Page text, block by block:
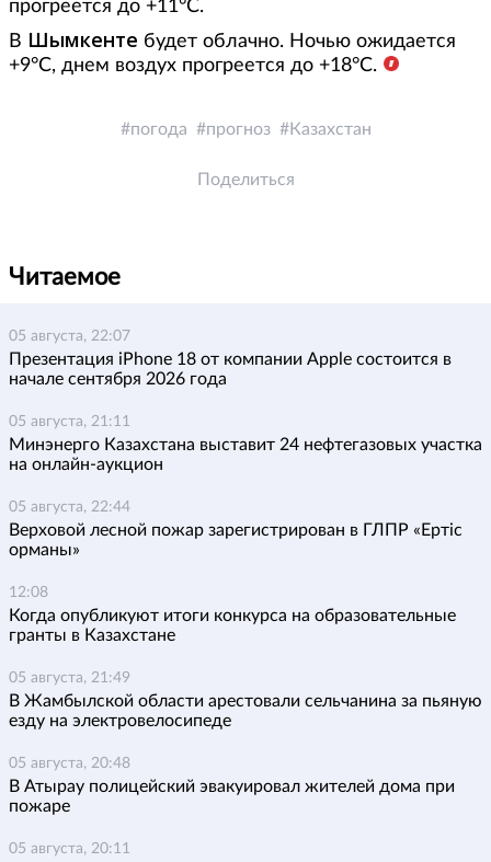
прогреется до +11°С.
В Шымкенте будет облачно. Ночью ожидается
+9°С, днем воздух прогреется до +18°С.
погода прогноз Казахстан
Поделиться
Читаемое
05 августа, 22:07
Презентация iPhone 18 от компании Apple состоится в
начале сентября 2026 года
05 августа, 21:11
Минэнерго Казахстана выставит 24 нефтегазовых участка
на онлайн-аукцион
05 августа, 22:44
Верховой лесной пожар зарегистрирован в ГЛПР «Ертіс
орманы»
12:08
Когда опубликуют итоги конкурса на образовательные
гранты в Казахстане
05 августа, 21:49
В Жамбылской области арестовали сельчанина за пьяную
езду на электровелосипеде
05 августа, 20:48
В Атырау полицейский эвакуировал жителей дома при
пожаре
05 августа, 20:11